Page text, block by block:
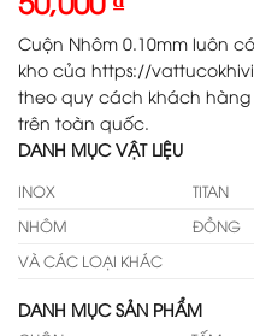
Cuộn Nhôm 0.10mm luôn
kho của https://
theo quy cách khách
trên toàn quốc.
DANH MỤC VẬT LIỆU
INOX TITAN
NHÔM
ĐỒNG
VÀ CÁC LOẠI KHÁC
DANH MỤC SẢN PHẨM